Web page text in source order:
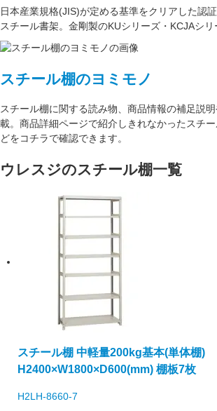
日本産業規格(JIS)が定める基準をクリアした認
スチール書架。金剛製のKUシリーズ・KCJAシリ
スチール棚のヨミモノ
スチール棚に関する読み物、商品情報の補足説
載。商品詳細ページで紹介しきれなかったスチ
どをコチラで確認できます。
ウレスジのスチール棚一覧
スチール棚 中軽量200kg基本(単体棚)
H2400×W1800×D600(mm) 棚板7枚
H2LH-8660-7